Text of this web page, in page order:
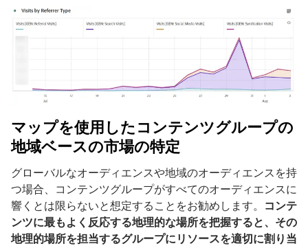
マップを使用したコンテンツグループの
地域ベースの市場の特定
グローバルなオーディエンスや地域のオーディエンスを持
つ場合、コンテンツグループがすべてのオーディエンスに
響くとは限らないと想定することをお勧めします。 コンテ
ンツに最もよく反応する地理的な場所を把握すると、その
地理的場所を担当するグループにリソースを適切に割り当